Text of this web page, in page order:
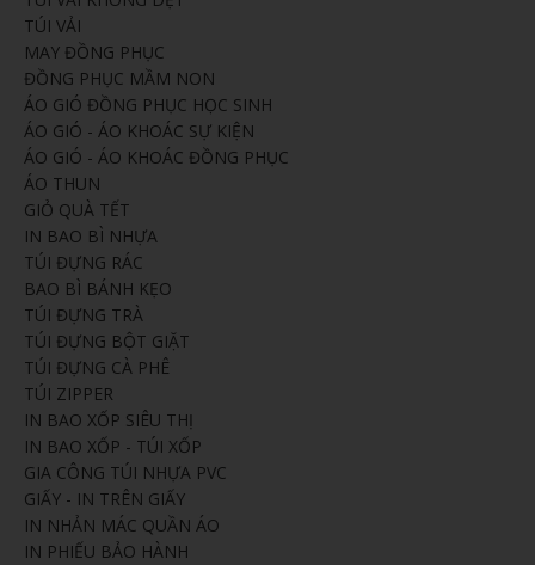
TÚI VẢI
MAY ĐỒNG PHỤC
ĐỒNG PHỤC MẦM NON
ÁO GIÓ ĐỒNG PHỤC HỌC SINH
ÁO GIÓ - ÁO KHOÁC SỰ KIỆN
ÁO GIÓ - ÁO KHOÁC ĐỒNG PHỤC
ÁO THUN
GIỎ QUÀ TẾT
IN BAO BÌ NHỰA
TÚI ĐỰNG RÁC
BAO BÌ BÁNH KẸO
TÚI ĐỰNG TRÀ
TÚI ĐỰNG BỘT GIẶT
TÚI ĐỰNG CÀ PHÊ
TÚI ZIPPER
IN BAO XỐP SIÊU THỊ
IN BAO XỐP - TÚI XỐP
GIA CÔNG TÚI NHỰA PVC
GIẤY - IN TRÊN GIẤY
IN NHẢN MÁC QUẦN ÁO
IN PHIẾU BẢO HÀNH